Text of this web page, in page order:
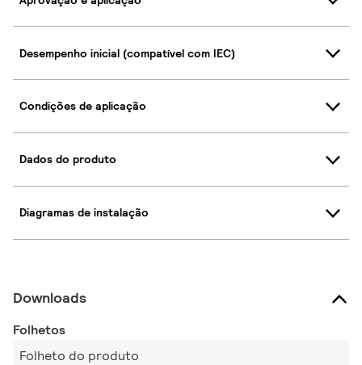
Desempenho inicial (compatível com IEC)
Condições de aplicação
Dados do produto
Diagramas de instalação
Downloads
Folhetos
Folheto do produto